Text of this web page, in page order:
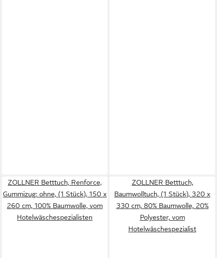
ZOLLNER Betttuch, Renforce,
Gummizug: ohne, (1 Stück), 150 x
260 cm, 100% Baumwolle, vom
Hotelwäschespezialisten
ZOLLNER Betttuch,
Baumwolltuch, (1 Stück), 320 x
330 cm, 80% Baumwolle, 20%
Polyester, vom
Hotelwäschespezialist